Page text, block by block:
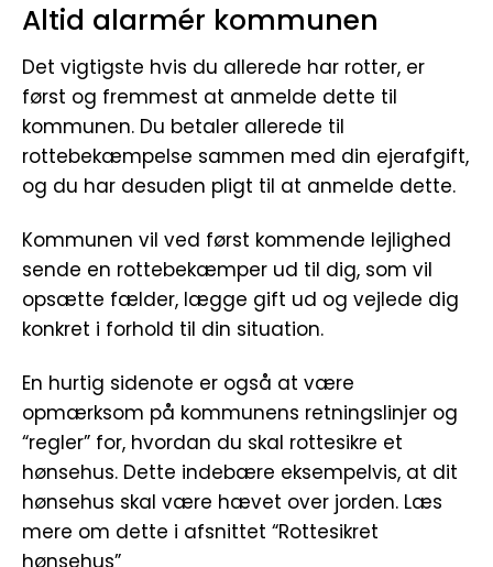
Altid alarmér kommunen
Det vigtigste hvis du allerede har rotter, er
først og fremmest at anmelde dette til
kommunen. Du betaler allerede til
rottebekæmpelse sammen med din ejerafgift,
og du har desuden pligt til at anmelde dette.
Kommunen vil ved først kommende lejlighed
sende en rottebekæmper ud til dig, som vil
opsætte fælder, lægge gift ud og vejlede dig
konkret i forhold til din situation.
En hurtig sidenote er også at være
opmærksom på kommunens retningslinjer og
“regler” for, hvordan du skal rottesikre et
hønsehus. Dette indebære eksempelvis, at dit
hønsehus skal være hævet over jorden. Læs
mere om dette i afsnittet “Rottesikret
hønsehus”